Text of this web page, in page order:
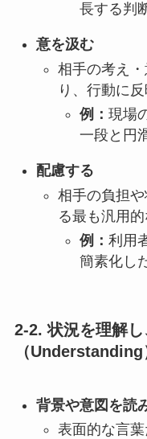
長する判
意を汲む
相手の考え
り、行動に反
例： 現場
一段と円
配慮する
相手の負担
る最も汎用的
例： 利用
簡素化し
2-2. 状況を理解
（Understanding
背景や意図を読
表面的な言